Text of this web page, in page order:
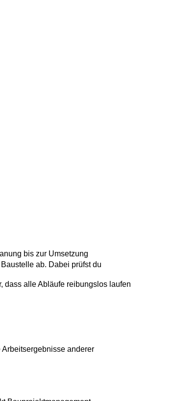
bis zur Umsetzung
ab. Dabei prüfst du
dass alle Abläufe reibungslos laufen
anderer